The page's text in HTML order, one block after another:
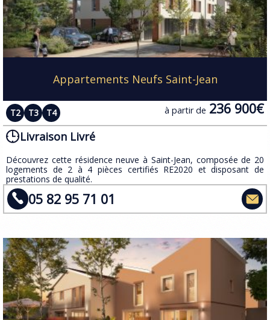
Appartements Neufs Saint-Jean
T2 T3 T4 à partir de 236 900€
Livraison Livré
​Découvrez cette résidence neuve à Saint-Jean, composée de 20
logements de 2 à 4 pièces certifiés RE2020 et disposant de
prestations de qualité.
05 82 95 71 01